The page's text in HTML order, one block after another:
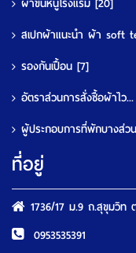
สเปกผ้าแนะนำ ผ้า soft
รองกันเปื้อน [7]
อัตราส่วนการสั่งซื้อผ้าไว...
ผู้ประกอบการที่พักบางส่ว
ที่อยู่
1736/17 ม.9 ถ.สุขุมวิท
0953535391